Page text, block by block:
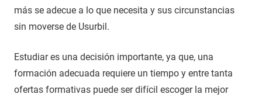
2021
más se adecue a lo que necesita y sus circunstancias
sin moverse de Usurbil.
Estudiar es una decisión importante, ya que, una
formación adecuada requiere un tiempo y entre tanta
ofertas formativas puede ser difícil escoger la mejor